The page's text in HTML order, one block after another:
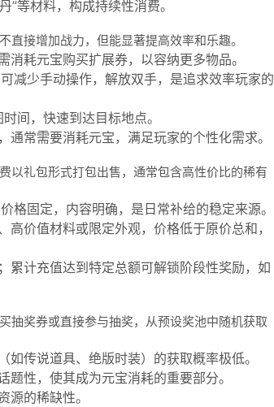
”等材料，构成持续性消费。
直接增加战力，但能显著提高效率和乐趣。
耗元宝购买扩展券，以容纳更多物品。
减少手动操作，解放双手，是追求效率玩家的
间，快速到达目标地点。
常需要消耗元宝，满足玩家的个性化需求。
以礼包形式打包出售，通常包含高性价比的稀有
格固定，内容明确，是日常补给的稳定来源。
价值材料或限定外观，价格低于原价总和，
累计充值达到特定总额可解锁阶段性奖励，如
抽奖券或直接参与抽奖，从预设奖池中随机获取
传说道具、绝版时装）的获取概率极低。
性，使其成为元宝消耗的重要部分。
源的稀缺性。